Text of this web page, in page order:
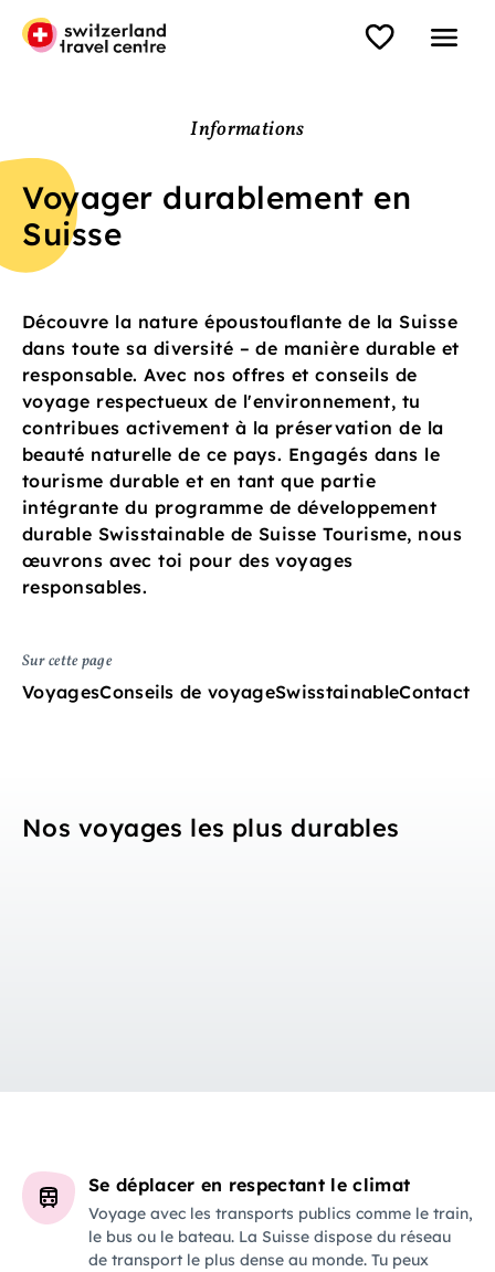
Informations
Voyager durablement en
Suisse
Découvre la nature époustouflante de la Suisse
dans toute sa diversité – de manière durable et
responsable. Avec nos offres et conseils de
voyage respectueux de l'environnement, tu
contribues activement à la préservation de la
beauté naturelle de ce pays. Engagés dans le
tourisme durable et en tant que partie
intégrante du programme de développement
durable Swisstainable de Suisse Tourisme, nous
œuvrons avec toi pour des voyages
responsables.
Sur cette page
VoyagesConseils de voyageSwisstainableContact
Nos voyages les plus durables
Se déplacer en respectant le climat
Voyage avec les transports publics comme le train,
le bus ou le bateau. La Suisse dispose du réseau
de transport le plus dense au monde. Tu peux